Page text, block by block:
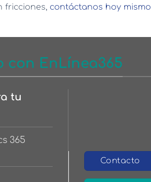
fricciones, contáctanos hoy mismo
con EnLínea365
tu
365
Contacto